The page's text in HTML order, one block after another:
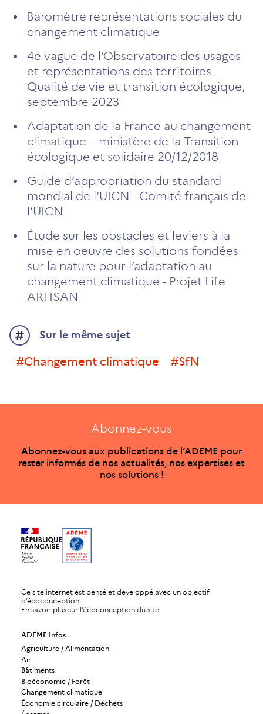
Baromètre représentations sociales du
changement climatique
4e vague de l’Observatoire des usages
et représentations des territoires.
Qualité de vie et transition écologique,
septembre 2023
Adaptation de la France au changement
climatique – ministère de la Transition
écologique et solidaire 20/12/2018
Guide d’appropriation du standard
mondial de l’UICN - Comité français de
l’UICN
Étude sur les obstacles et leviers à la
mise en oeuvre des solutions fondées
sur la nature pour l’adaptation au
changement climatique - Projet Life
ARTISAN
Sur le même sujet
#changement climatique #SfN
Abonnez-vous
Abonnez-vous aux publications de l’ADEME pour
rester informés de nos actualités, nos expertises et
nos solutions !
Ce site internet est pensé et développé avec un objectif
d’écoconception.
En savoir plus sur l’écoconception du site
ADEME Infos
Agriculture / Alimentation
Air
Bâtiments
Bioéconomie / Forêt
Changement climatique
Économie circulaire / Déchets